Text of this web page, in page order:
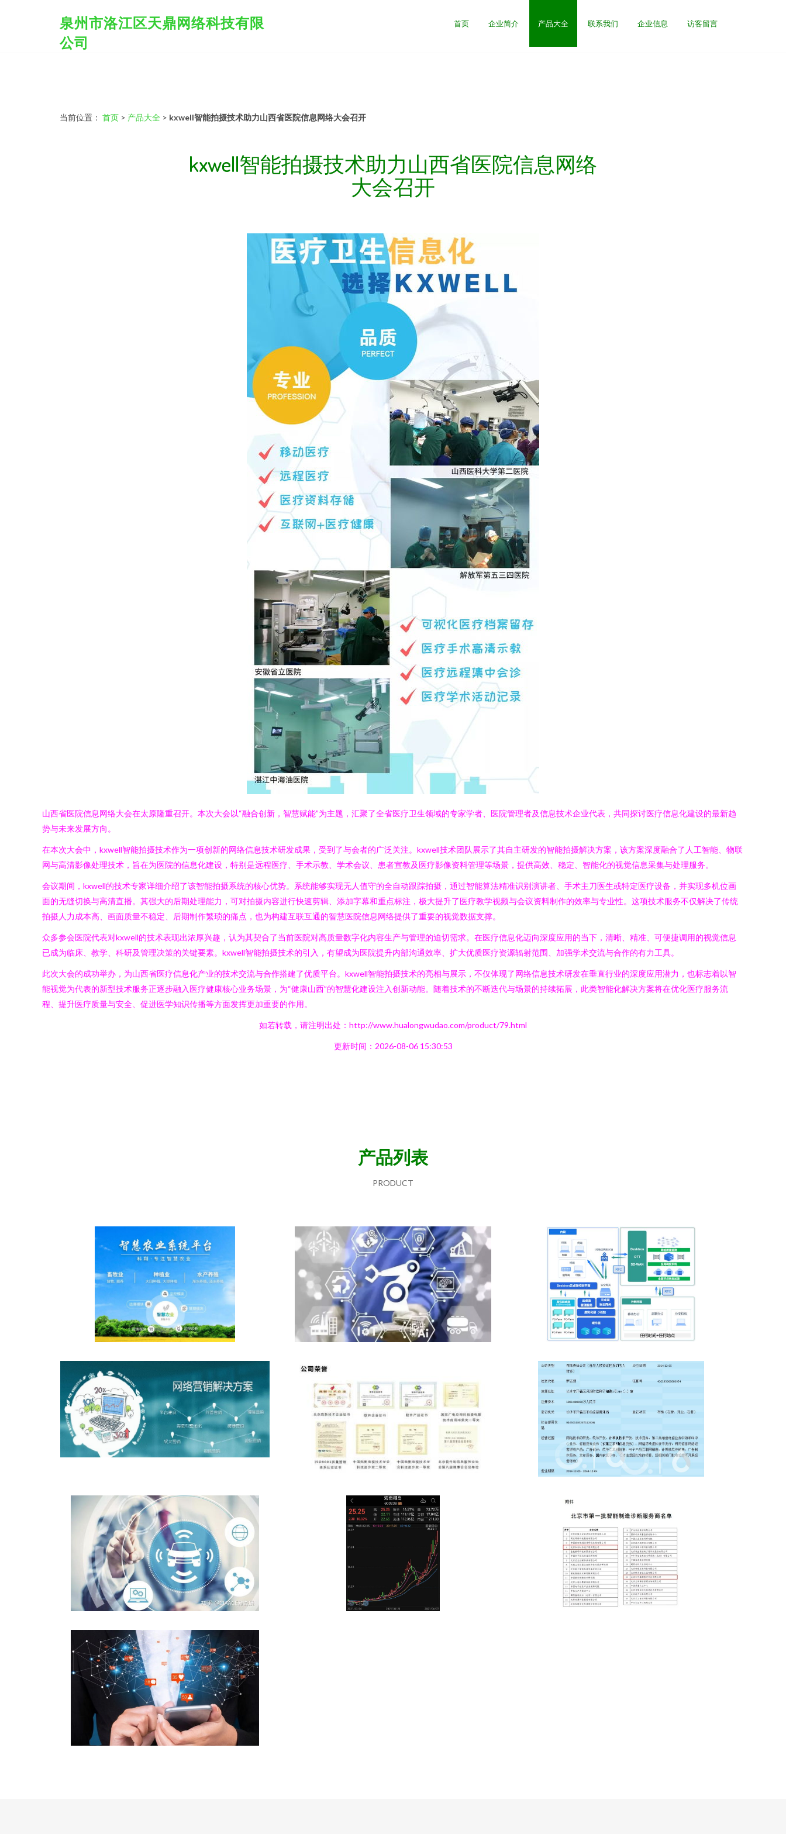
泉州市洛江区天鼎网络科技有限
公司
首页 企业简介 产品大全 联系我们 企业信息 访客留言
当前位置： 首页 > 产品大全 > kxwell智能拍摄技术助力山西省医院信息网络大会召开
kxwell智能拍摄技术助力山西省医院信息网络
大会召开
山西省医院信息网络大会在太原隆重召开。本次大会以“融合创新，智慧赋能”为主题，汇聚了全省医疗卫生领域的专家学者、医院管理者及信息技术企业代表，共同探讨医疗信息化建设的最新趋
势与未来发展方向。
在本次大会中，kxwell智能拍摄技术作为一项创新的网络信息技术研发成果，受到了与会者的广泛关注。kxwell技术团队展示了其自主研发的智能拍摄解决方案，该方案深度融合了人工智能、物联
网与高清影像处理技术，旨在为医院的信息化建设，特别是远程医疗、手术示教、学术会议、患者宣教及医疗影像资料管理等场景，提供高效、稳定、智能化的视觉信息采集与处理服务。
会议期间，kxwell的技术专家详细介绍了该智能拍摄系统的核心优势。系统能够实现无人值守的全自动跟踪拍摄，通过智能算法精准识别演讲者、手术主刀医生或特定医疗设备，并实现多机位画
面的无缝切换与高清直播。其强大的后期处理能力，可对拍摄内容进行快速剪辑、添加字幕和重点标注，极大提升了医疗教学视频与会议资料制作的效率与专业性。这项技术服务不仅解决了传统
拍摄人力成本高、画面质量不稳定、后期制作繁琐的痛点，也为构建互联互通的智慧医院信息网络提供了重要的视觉数据支撑。
众多参会医院代表对kxwell的技术表现出浓厚兴趣，认为其契合了当前医院对高质量数字化内容生产与管理的迫切需求。在医疗信息化迈向深度应用的当下，清晰、精准、可便捷调用的视觉信息
已成为临床、教学、科研及管理决策的关键要素。kxwell智能拍摄技术的引入，有望成为医院提升内部沟通效率、扩大优质医疗资源辐射范围、加强学术交流与合作的有力工具。
此次大会的成功举办，为山西省医疗信息化产业的技术交流与合作搭建了优质平台。kxwell智能拍摄技术的亮相与展示，不仅体现了网络信息技术研发在垂直行业的深度应用潜力，也标志着以智
能视觉为代表的新型技术服务正逐步融入医疗健康核心业务场景，为“健康山西”的智慧化建设注入创新动能。随着技术的不断迭代与场景的持续拓展，此类智能化解决方案将在优化医疗服务流
程、提升医疗质量与安全、促进医学知识传播等方面发挥更加重要的作用。
如若转载，请注明出处：http://www.hualongwudao.com/product/79.html
更新时间：2026-08-06 15:30:53
产品列表
PRODUCT